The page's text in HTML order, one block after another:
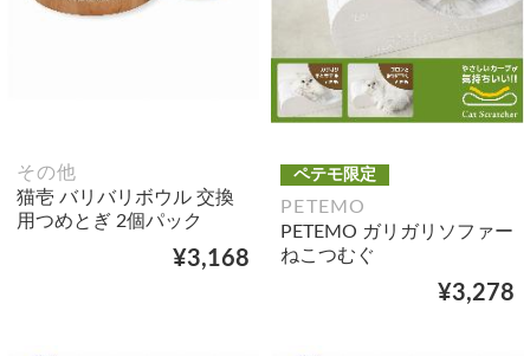
その他
猫壱 バリバリボウル 交換
用つめとぎ 2個パック
¥3,168
ペテモ限定
PETEMO
PETEMO ガリガリソファー
ねこつむぐ
¥3,278